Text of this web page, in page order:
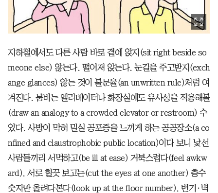
지하철에서도 다른 사람 바로 곁에 앉지(sit right beside so
meone else) 않는다. 떨어져 앉는다. 눈길을 주고받지(exch
ange glances) 않는 것이 불문율(an unwritten rule)처럼 여
겨진다. 붐비는 엘리베이터나 화장실에도 유사성을 적용해볼
(draw an analogy to a crowded elevator or restroom) 수
있다. 사방이 막혀 밀실 공포증을 느끼게 하는 공공장소(a co
nfined and claustrophobic public location)이다 보니 낯선
사람들끼리 서먹하고(be ill at ease) 거북스럽다(feel awkw
ard). 서로 힐끗 보고는(cut the eyes at one another) 층수
숫자만 올려다본다(look up at the floor number). 변기·벽